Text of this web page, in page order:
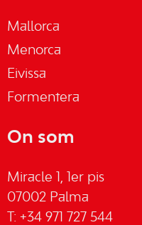
Mallorca
Menorca
Eivissa
Formentera
On som
Miracle 1, 1er pis
07002 Palma
T: +34 971 727 544